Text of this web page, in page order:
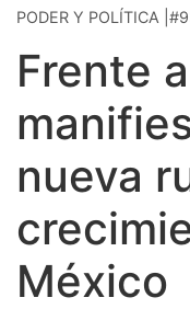
PODER Y POLÍTICA
Frente
nueva
México